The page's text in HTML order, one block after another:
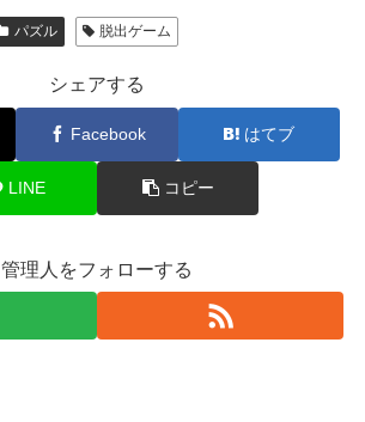
パズル 脱出ゲーム
シェアする
Facebook はてブ
LINE コピー
管理人をフォローする